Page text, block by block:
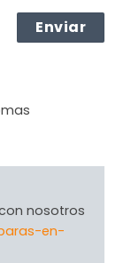
nosotros
en-